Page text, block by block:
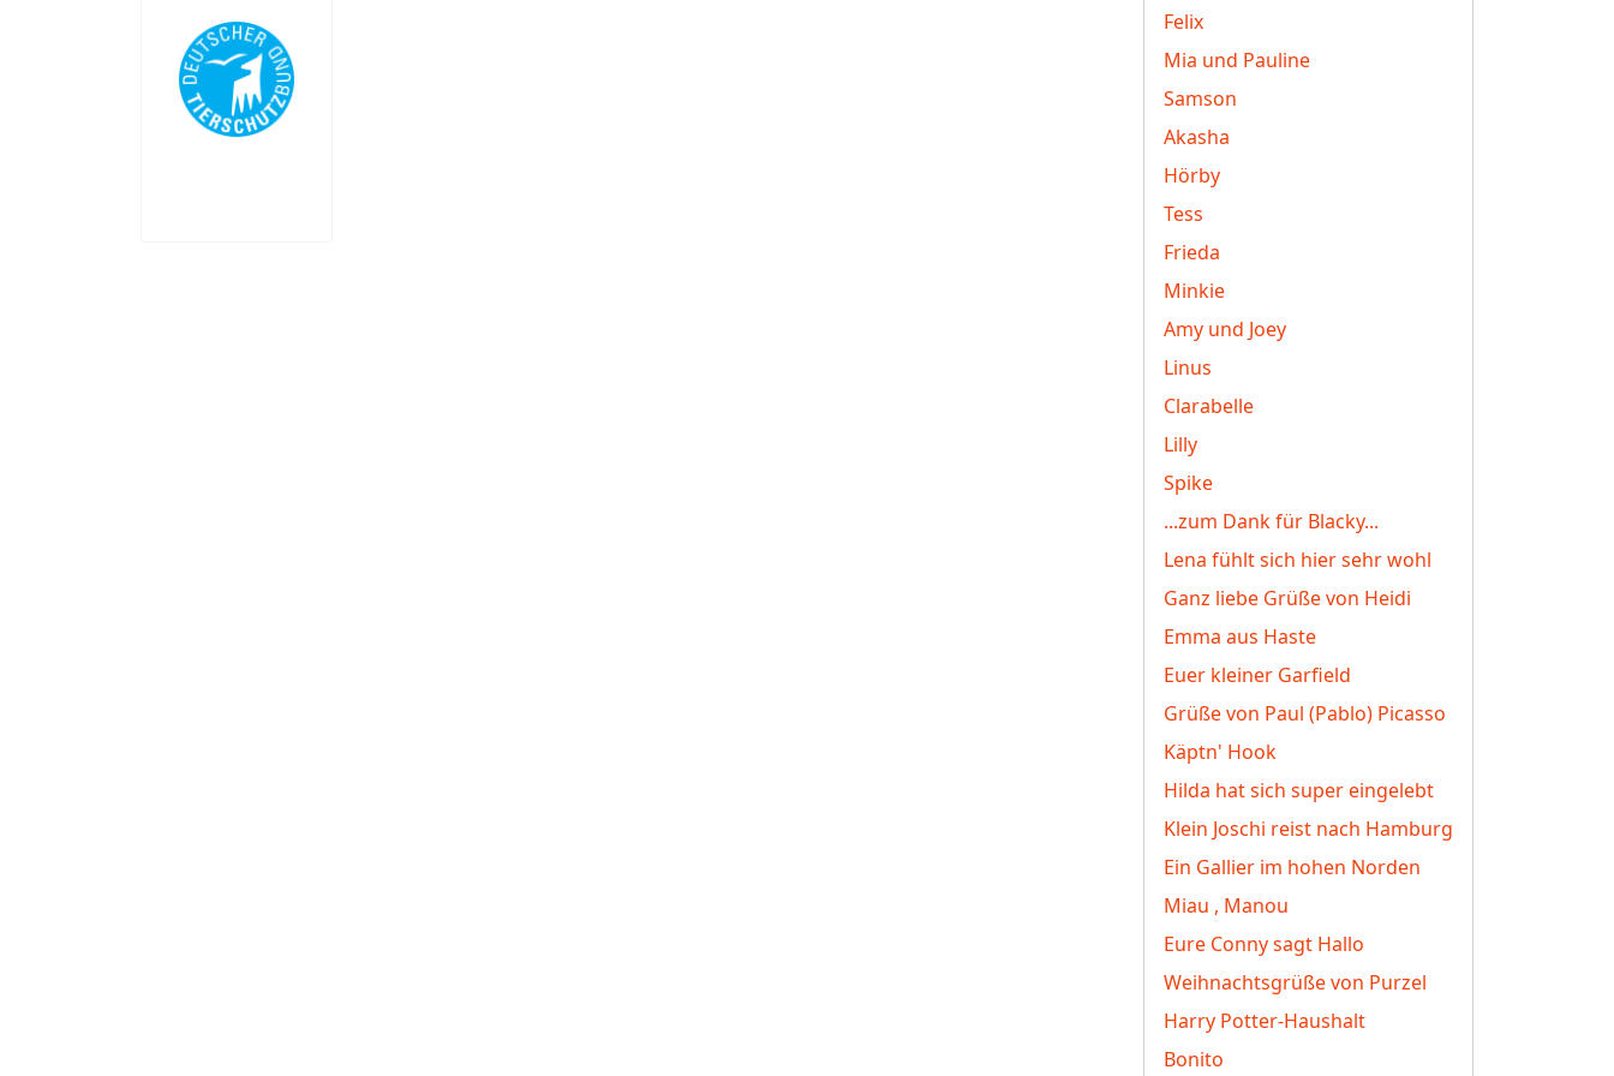
Felix
Mia und Pauline
Samson
Akasha
Hörby
Tess
Frieda
Minkie
Amy und Joey
Linus
Clarabelle
Lilly
Spike
...zum Dank für Blacky...
Lena fühlt sich hier sehr wohl
Ganz liebe Grüße von Heidi
Emma aus Haste
Euer kleiner Garfield
Grüße von Paul (Pablo) Picasso
Käptn' Hook
Hilda hat sich super eingelebt
Klein Joschi reist nach Hamburg
Ein Gallier im hohen Norden
Miau , Manou
Eure Conny sagt Hallo
Weihnachtsgrüße von Purzel
Harry Potter-Haushalt
Bonito